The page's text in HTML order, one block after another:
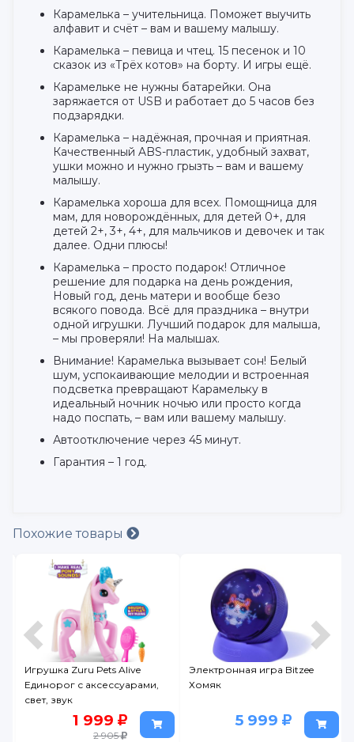
Карамелька – учительница. Поможет выучить
алфавит и счёт – вам и вашему малышу.
Карамелька – певица и чтец. 15 песенок и 10
сказок из «Трёх котов» на борту. И игры ещё.
Карамельке не нужны батарейки. Она
заряжается от USB и работает до 5 часов без
подзарядки.
Карамелька – надёжная, прочная и приятная.
Качественный ABS-пластик, удобный захват,
ушки можно и нужно грызть – вам и вашему
малышу.
Карамелька хороша для всех. Помощница для
мам, для новорождённых, для детей 0+, для
детей 2+, 3+, 4+, для мальчиков и девочек и так
далее. Одни плюсы!
Карамелька – просто подарок! Отличное
решение для подарка на день рождения,
Новый год, день матери и вообще безо
всякого повода. Всё для праздника – внутри
одной игрушки. Лучший подарок для малыша,
– мы проверяли! На малышах.
Внимание! Карамелька вызывает сон! Белый
шум, успокаивающие мелодии и встроенная
подсветка превращают Карамельку в
идеальный ночник ночью или просто когда
надо поспать, – вам или вашему малышу.
Автоотключение через 45 минут.
Гарантия – 1 год.
Похожие товары
Игрушка Zuru Pets Alive
Единорог с аксессуарами,
свет, звук
1 999
2 905
Электронная игра Bitzee
Хомяк
5 999